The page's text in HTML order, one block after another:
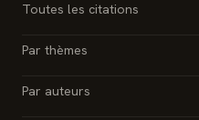
Toutes les citations
Par thèmes
Par auteurs